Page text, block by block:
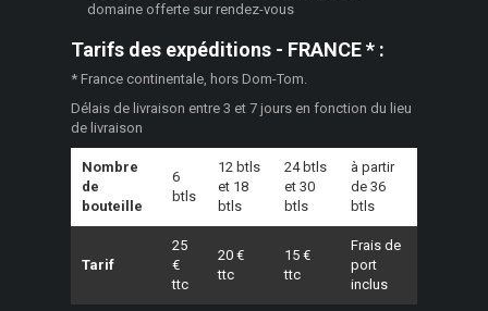
domaine offerte sur rendez-vous
Tarifs des expéditions - FRANCE * :
* France continentale, hors Dom-Tom.
Délais de livraison entre 3 et 7 jours en fonction du lieu
de livraison
Nombre
de
bouteille
6
btls
12 btls
et 18
btls
24 btls
et 30
btls
à partir
de 36
btls
Tarif
25
€
ttc
20 €
ttc
15 €
ttc
Frais de
port
inclus